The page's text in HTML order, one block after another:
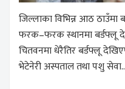
जिल्लाका विभिन्न आठ
फरक–फरक स्थानमा बर्डफ्लू
चितवनमा धेरैतिर बर्डफ्लू
भेटेनेरी अस्पताल तथा पशु